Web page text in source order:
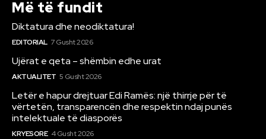
Më të fundit
Diktatura dhe neodiktatura!
EDITORIAL 7 Gusht 2026
Ujërat e qeta – shëmbin edhe urat
AKTUALITET 5 Gusht 2026
Letër e hapur drejtuar Edi Ramës: një thirrje për të
vërtetën, transparencën dhe respektin ndaj punës
intelektuale të diasporës
KRYESORE 4 Gusht 2026